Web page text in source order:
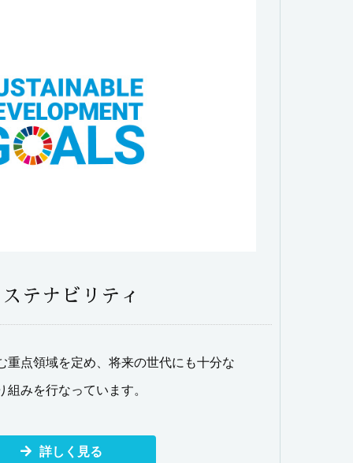
テナビリティ
重点領域を定め、将来の世代にも十分な
みを行なっています。
詳しく見る